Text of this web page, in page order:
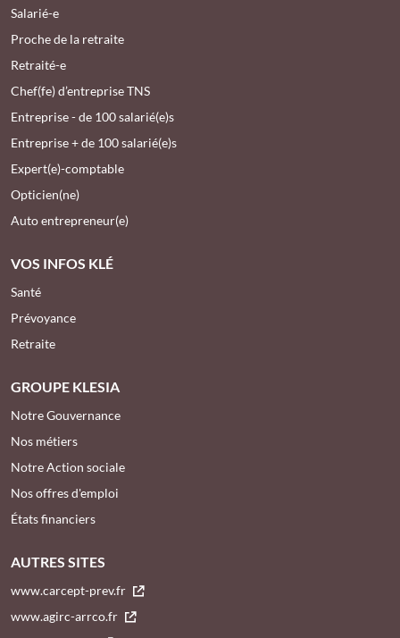
Salarié-e
Proche de la retraite
Retraité-e
Chef(fe) d’entreprise TNS
Entreprise - de 100 salarié(e)s
Entreprise + de 100 salarié(e)s
Expert(e)-comptable
Opticien(ne)
Auto entrepreneur(e)
VOS INFOS KLÉ
Santé
Prévoyance
Retraite
GROUPE KLESIA
Notre Gouvernance
Nos métiers
Notre Action sociale
Nos offres d'emploi
États financiers
AUTRES SITES
www.carcept-prev.fr
www.agirc-arrco.fr